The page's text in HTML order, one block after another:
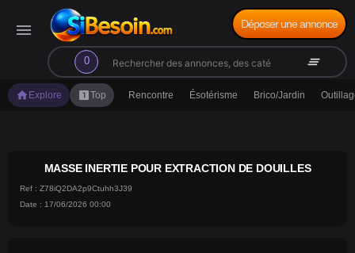
menu
0
search clear_all
Déposer une annonce
home Explore looks_oneTop Rencontre Ésotérisme Brico/Jardin
MASSE INERTIE POUR EXTRACTION DE DOUILLES
Ref : Z78iQ2DA2p9Ctuhh3J39
Date : 17/06/2026 00:00